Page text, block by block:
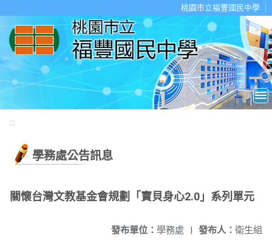
桃園市立福豐國民中學
:::
學務處公告訊息
關懷台灣文教基金會規劃「寶貝身心2.0」系列單元
發布人： 衛生組
發布單位： 學務處 |